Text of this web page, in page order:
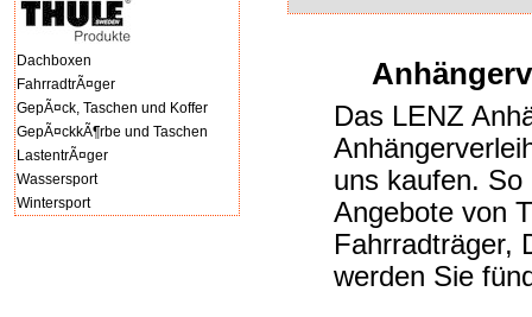
Dachboxen
FahrradtrÃ¤ger
GepÃ¤ck, Taschen und Koffer
GepÃ¤ckkÃ¶rbe und Taschen
LastentrÃ¤ger
Wassersport
Wintersport
Das LENZ
uns kaufen.
Angebote von
Fahrradträger,
werden Sie